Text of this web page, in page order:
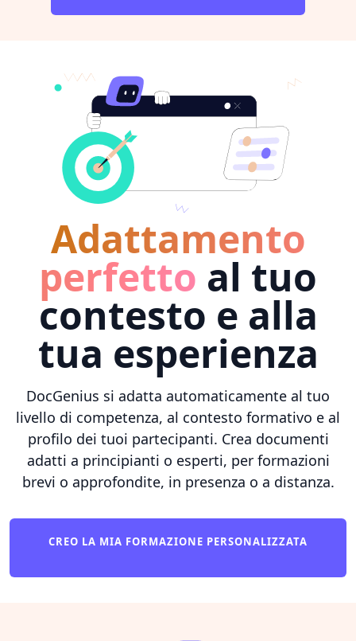
Adattamento
perfetto al tuo
contesto e alla
tua esperienza
DocGenius si adatta automaticamente al tuo
livello di competenza, al contesto formativo e al
profilo dei tuoi partecipanti. Crea documenti
adatti a principianti o esperti, per formazioni
brevi o approfondite, in presenza o a distanza.
CREO LA MIA FORMAZIONE PERSONALIZZATA